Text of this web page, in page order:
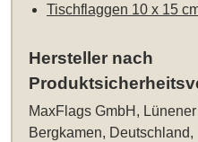
Tischflaggen 10 x 15
Hersteller nach
MaxFlags GmbH,
Bergkamen, Deutschland,